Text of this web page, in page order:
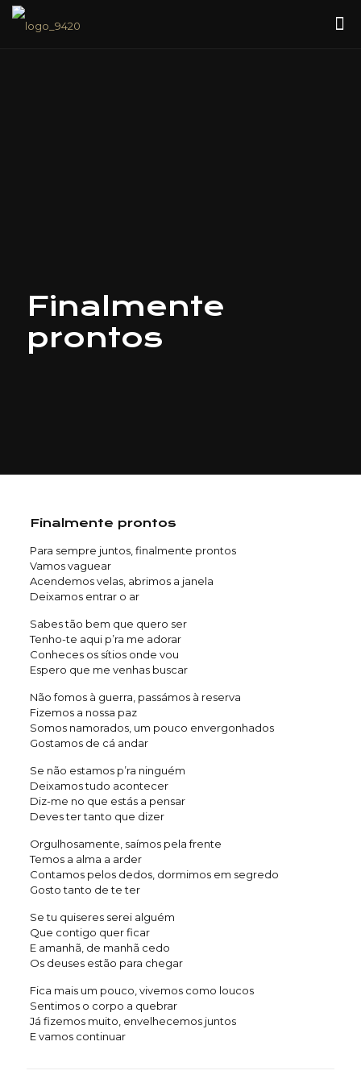
Finalmente
prontos
Finalmente prontos
Para sempre juntos, finalmente prontos
Vamos vaguear
Acendemos velas, abrimos a janela
Deixamos entrar o ar
Sabes tão bem que quero ser
Tenho-te aqui p’ra me adorar
Conheces os sítios onde vou
Espero que me venhas buscar
Não fomos à guerra, passámos à reserva
Fizemos a nossa paz
Somos namorados, um pouco envergonhados
Gostamos de cá andar
Se não estamos p’ra ninguém
Deixamos tudo acontecer
Diz-me no que estás a pensar
Deves ter tanto que dizer
Orgulhosamente, saímos pela frente
Temos a alma a arder
Contamos pelos dedos, dormimos em segredo
Gosto tanto de te ter
Se tu quiseres serei alguém
Que contigo quer ficar
E amanhã, de manhã cedo
Os deuses estão para chegar
Fica mais um pouco, vivemos como loucos
Sentimos o corpo a quebrar
Já fizemos muito, envelhecemos juntos
E vamos continuar